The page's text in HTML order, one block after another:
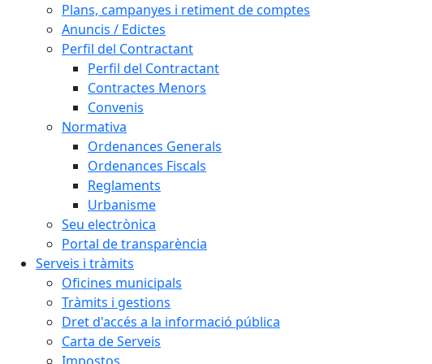
Plans, campanyes i retiment de comptes
Anuncis / Edictes
Perfil del Contractant
Perfil del Contractant
Contractes Menors
Convenis
Normativa
Ordenances Generals
Ordenances Fiscals
Reglaments
Urbanisme
Seu electrònica
Portal de transparència
Serveis i tràmits
Oficines municipals
Tràmits i gestions
Dret d'accés a la informació pública
Carta de Serveis